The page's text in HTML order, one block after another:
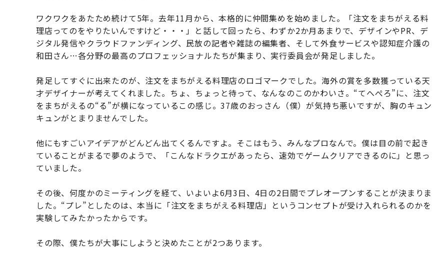
ワクワクをあたため続けて5年。去年11月から、本格的に仲間集めを始めました。「注文をまちがえる料
理店ってのをやりたいんですけど・・・」と話して回ったら、わずか2か月あまりで、デザインやPR、デ
ジタル発信やクラウドファンディング、民放の記者や雑誌の編集者、そして外食サービスや認知症介護の
和田さん…各分野の最高のプロフェッショナルたちが集まり、実行委員会が発足しました。
発足してすぐに出来たのが、注文をまちがえる料理店のロゴマークでした。海外の賞を多数獲っている天
才デザイナーが考えてくれました。ちょ、ちょっと待って、なんなのこのかわいさ。“てへぺろ”に、注文
をまちがえるの“る”が横になっているこの感じ。37歳のおっさん（僕）が気持ち悪いですが、胸のキュン
キュンがとまりませんでした。
他にもすごいアイデアがどんどん出てくるんですよ。そこはもう、みんなプロなんで。僕は目の前で起き
ていることがまるで夢のようで、「こんなドラクエがあったら、速効でゲームクリアできるのに」と思っ
ていました。
その後、何度かのミーティングを経て、いよいよ6月3日、4日の2日間でプレオープンすることが決まりま
した。“プレ”としたのは、本当に「注文をまちがえる料理店」というコンセプトが受け入れられるのかを
実験してみたかったからです。
その際、僕たちが大事にしようと決めたことが2つあります。